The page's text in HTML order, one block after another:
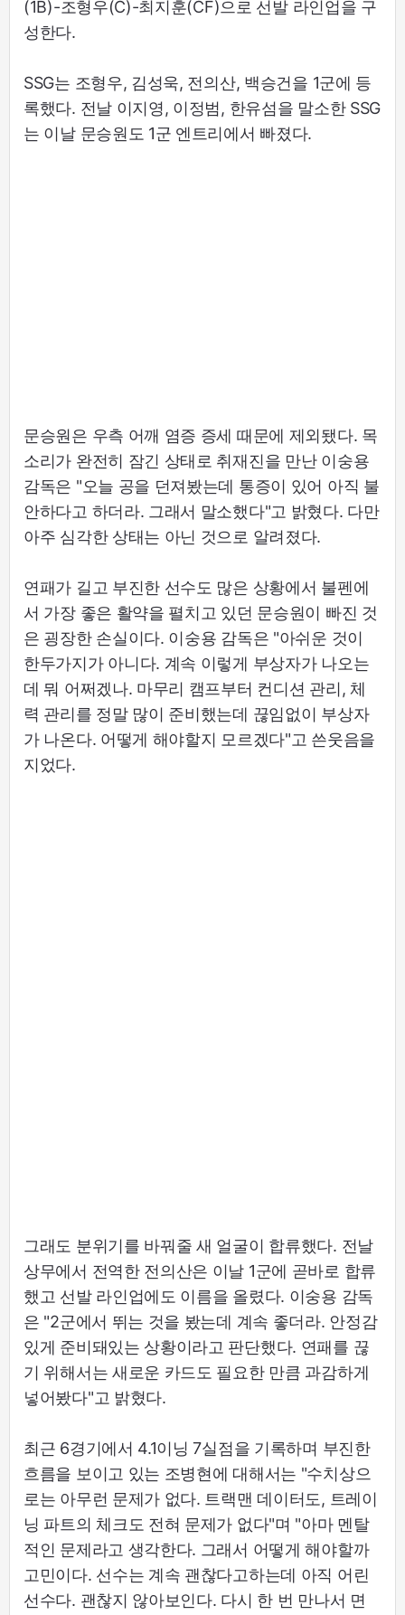
(1B)-조형우(C)-최지훈(CF)으로 선발 라인업을 구
성한다.
SSG는 조형우, 김성욱, 전의산, 백승건을 1군에 등
록했다. 전날 이지영, 이정범, 한유섬을 말소한 SSG
는 이날 문승원도 1군 엔트리에서 빠졌다.
문승원은 우측 어깨 염증 증세 때문에 제외됐다. 목
소리가 완전히 잠긴 상태로 취재진을 만난 이숭용
감독은 "오늘 공을 던져봤는데 통증이 있어 아직 불
안하다고 하더라. 그래서 말소했다"고 밝혔다. 다만
아주 심각한 상태는 아닌 것으로 알려졌다.
연패가 길고 부진한 선수도 많은 상황에서 불펜에
서 가장 좋은 활약을 펼치고 있던 문승원이 빠진 것
은 굉장한 손실이다. 이숭용 감독은 "아쉬운 것이
한두가지가 아니다. 계속 이렇게 부상자가 나오는
데 뭐 어쩌겠나. 마무리 캠프부터 컨디션 관리, 체
력 관리를 정말 많이 준비했는데 끊임없이 부상자
가 나온다. 어떻게 해야할지 모르겠다"고 쓴웃음을
지었다.
그래도 분위기를 바꿔줄 새 얼굴이 합류했다. 전날
상무에서 전역한 전의산은 이날 1군에 곧바로 합류
했고 선발 라인업에도 이름을 올렸다. 이숭용 감독
은 "2군에서 뛰는 것을 봤는데 계속 좋더라. 안정감
있게 준비돼있는 상황이라고 판단했다. 연패를 끊
기 위해서는 새로운 카드도 필요한 만큼 과감하게
넣어봤다"고 밝혔다.
최근 6경기에서 4.1이닝 7실점을 기록하며 부진한
흐름을 보이고 있는 조병현에 대해서는 "수치상으
로는 아무런 문제가 없다. 트랙맨 데이터도, 트레이
닝 파트의 체크도 전혀 문제가 없다"며 "아마 멘탈
적인 문제라고 생각한다. 그래서 어떻게 해야할까
고민이다. 선수는 계속 괜찮다고하는데 아직 어린
선수다. 괜찮지 않아보인다. 다시 한 번 만나서 면